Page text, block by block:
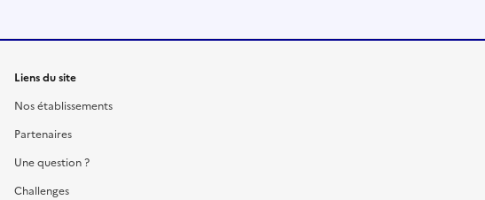
Liens du site
Nos établissements
Partenaires
Une question ?
Challenges